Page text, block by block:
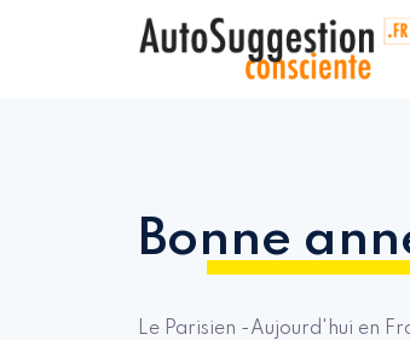
Bonne
Le Parisien -Aujourd'hui en